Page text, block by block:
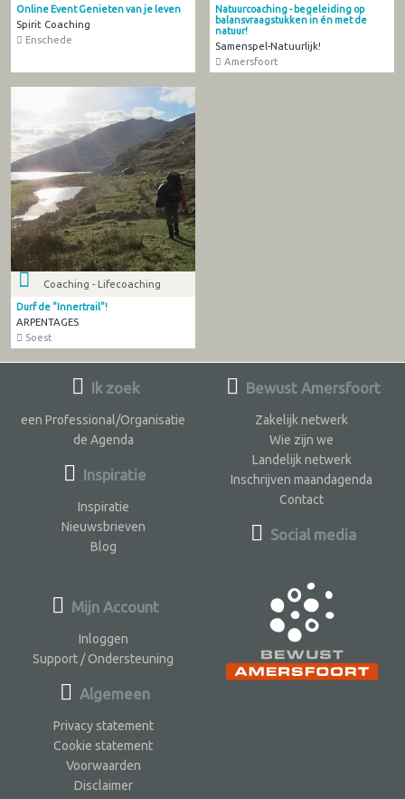
Online Event Genieten van je leven
Spirit Coaching
Enschede
Natuurcoaching - begeleiding op
balansvraagstukken in én met de
natuur!
Samenspel-Natuurlijk!
Amersfoort
Coaching - Lifecoaching
Durf de "Innertrail"!
ARPENTAGES
Soest
Ik zoek
een Professional/Organisatie
de Agenda
Inspiratie
Inspiratie
Nieuwsbrieven
Blog
Bewust Amersfoort
Zakelijk netwerk
Wie zijn we
Landelijk netwerk
Inschrijven maandagenda
Contact
Social media
Mijn Account
Inloggen
Support / Ondersteuning
Algemeen
Privacy statement
Cookie statement
Voorwaarden
Disclaimer